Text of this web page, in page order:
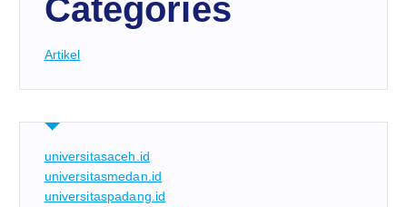
Categories
Artikel
universitasaceh.id
universitasmedan.id
universitaspadang.id